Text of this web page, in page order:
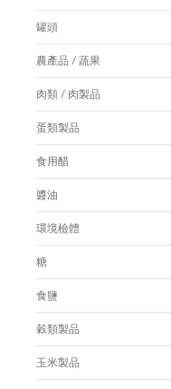
罐頭
農產品 / 蔬果
肉類 / 肉製品
蛋類製品
食用醋
醬油
環境檢體
糖
食鹽
穀類製品
玉米製品